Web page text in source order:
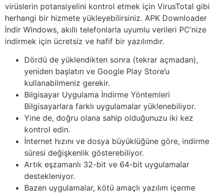
virüslerin potansiyelini kontrol etmek için VirusTotal gibi
herhangi bir hizmete yükleyebilirsiniz. APK Downloader
İndir Windows, akıllı telefonlarla uyumlu verileri PC’nize
indirmek için ücretsiz ve hafif bir yazılımdır.
Dördü de yüklendikten sonra (tekrar açmadan),
yeniden başlatın ve Google Play Store’u
kullanabilmeniz gerekir.
Bilgisayar Uygulama İndirme Yöntemleri
Bilgisayarlara farklı uygulamalar yüklenebiliyor.
Yine de, doğru olana sahip olduğunuzu iki kez
kontrol edin.
İnternet hızını ve dosya büyüklüğüne göre, indirme
süresi değişkenlik gösterebiliyor.
Artık eşzamanlı 32-bit ve 64-bit uygulamalar
destekleniyor.
Bazen uygulamalar, kötü amaçlı yazılım içerme